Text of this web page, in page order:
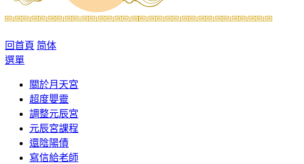
回首頁 简体
選單
關於月天宮
超度嬰靈
調整元辰宮
元辰宮課程
還陰陽債
寫信給老師